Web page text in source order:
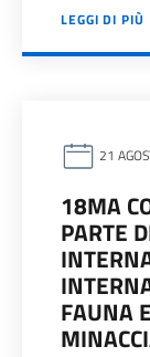
LEGGI DI PIÙ
21
18MA
PARTE
FAUNA